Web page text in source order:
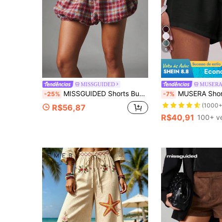
MISSGUIDED
-25% MISSGUIDED Shorts Bubble Xadrez com Cintura e Bainha Elásticas, Estilo Bloomer, Comprimento Mini, Outono Inverno, Temporada Festiva
R$56,87
6
MUSERA
-7% MUSERA Shorts Femininos Férias Feriado Aeroporto
R$40,91 100+